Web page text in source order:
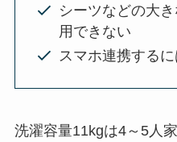
シーツなどの大
用できない
スマホ連携する
洗濯容量11kgは4～5人